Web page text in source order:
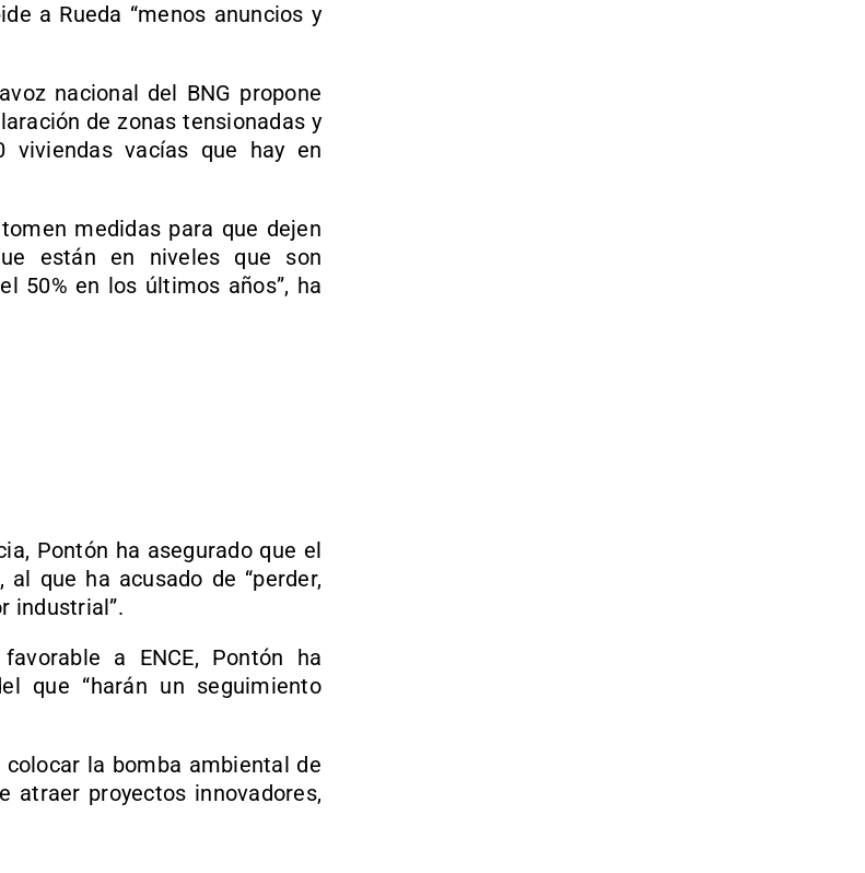
a Rueda “menos anuncios y
nacional del BNG propone
de zonas tensionadas y
viviendas vacías que hay en
medidas para que dejen
están en niveles que son
50% en los últimos años”, ha
Pontón ha asegurado que el
al que ha acusado de “perder,
industrial”.
a ENCE, Pontón ha
que “harán un seguimiento
la bomba ambiental de
atraer proyectos innovadores,